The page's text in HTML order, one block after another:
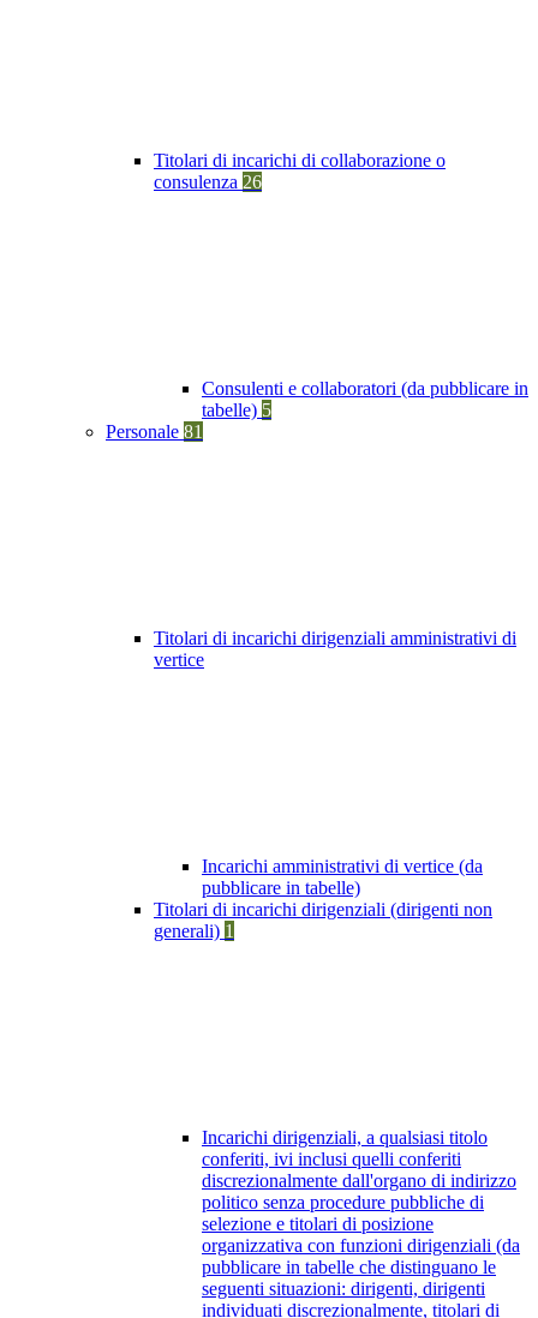
Titolari di incarichi di collaborazione o
consulenza 26
Consulenti e collaboratori (da pubblicare in
tabelle) 5
Personale 81
Titolari di incarichi dirigenziali amministrativi di
vertice
Incarichi amministrativi di vertice (da
pubblicare in tabelle)
Titolari di incarichi dirigenziali (dirigenti non
generali) 1
Incarichi dirigenziali, a qualsiasi titolo
conferiti, ivi inclusi quelli conferiti
discrezionalmente dall'organo di indirizzo
politico senza procedure pubbliche di
selezione e titolari di posizione
organizzativa con funzioni dirigenziali (da
pubblicare in tabelle che distinguano le
seguenti situazioni: dirigenti, dirigenti
individuati discrezionalmente, titolari di